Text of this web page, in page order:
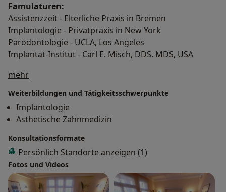
Famulaturen:
Assistenzzeit - Elterliche Praxis in Bremen
Implantologie - Privatpraxis in New York
Parodontologie - UCLA, Los Angeles
Implantat-Institut - Carl E. Misch, DDS. MDS, USA
mehrÜber mich
Weiterbildungen und Tätigkeitsschwerpunkte
Implantologie
Ästhetische Zahnmedizin
Konsultationsformate
Persönlich Standorte anzeigen (1)
Fotos und Videos